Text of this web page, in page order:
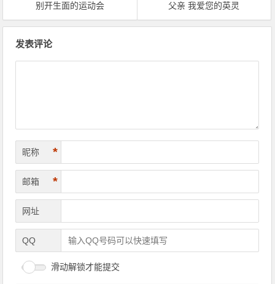
别开生面的运动会
父亲 我爱您的英灵
发表评论
昵称 *
邮箱 *
网址
QQ
滑动解锁才能提交